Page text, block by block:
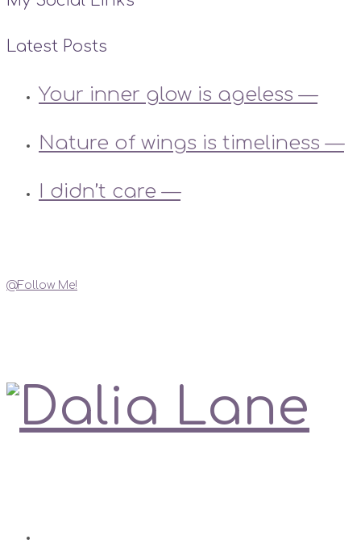
Latest Posts
Your inner glow is ageless —
Nature of wings is timeliness —
I didn’t care —
@Follow Me!